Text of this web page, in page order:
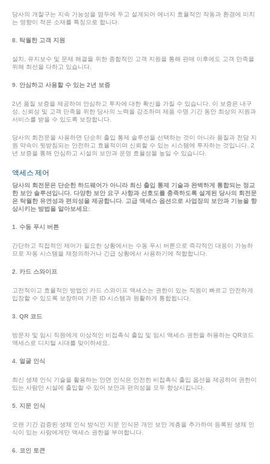
당사의 개찰구는 지속 가능성을 염두에 두고 설계되어 에너지 효율적인 작동과 환경에 미치
는 영향이 적은 소재를 특징으로 합니다.
8. 탁월한 고객 지원
설치, 유지보수 및 문제 해결을 위한 종합적인 고객 지원을 통해 판매 이후에도 고객 만족을
위해 최선을 다하고 있습니다.
9. 안심하고 사용할 수 있는 2년 보증
2년 품질 보증을 제공하여 안심하고 투자에 대한 확신을 가질 수 있습니다. 이 보증은 내구
성, 신뢰성 및 고객 만족을 위한 당사의 노력을 강조하며 제품 수명 기간 동안 최상의 지원과
서비스를 받을 수 있도록 보장합니다.
당사의 회전문을 사용하면 단순히 출입 통제 솔루션을 선택하는 것이 아니라 품질과 전담 지
원 약속이 뒷받침되는 안전하고 효율적이며 신뢰할 수 있는 시스템에 투자하는 것입니다. 2
년 보증을 통해 안심하고 시설의 보안과 운영 효율성을 높일 수 있습니다.
액세스 제어
당사의 회전문은 단순한 하드웨어가 아니라 최신 출입 통제 기술과 완벽하게 통합되는 정교
한 보안 솔루션입니다. 다양한 보안 요구 사항과 선호도를 충족하도록 설계된 당사의 회전문
은 탁월한 유연성과 편의성을 제공합니다. 고급 액세스 옵션으로 사업장의 보안과 기능을 향
상시키는 방법을 알아보세요:
1. 수동 푸시 버튼
간단하고 직접적인 제어가 필요한 상황에서는 수동 푸시 버튼으로 즉각적인 대응이 가능하
므로 자동 시스템을 재정의하거나 긴급 상황에서 사용하기에 적합합니다.
2. 카드 스와이프
고전적이고 효율적인 방법인 카드 스와이프 액세스는 권한이 있는 직원이 빠르고 안전하게
입장할 수 있도록 보장하며 기존 ID 시스템과 원활하게 통합됩니다.
3. QR 코드
방문자 및 임시 직원에게 이상적인 비접촉식 출입 및 임시 액세스 권한을 허용하는 QR코드
액세스로 디지털 시대를 맞이하세요.
4. 얼굴 인식
최신 생체 인식 기술을 활용하는 안면 인식은 안전한 비접촉식 출입 옵션을 제공하여 권한이
있는 사람만 시설에 출입할 수 있어 보안과 편의성을 모두 향상시킵니다.
5. 지문 인식
오랜 기간 검증된 생체 인식 방식인 지문 인식은 개인 보안 계층을 추가하여 등록된 생체 인
식이 있는 사람에게만 액세스 권한을 부여합니다.
6. 코인 토큰